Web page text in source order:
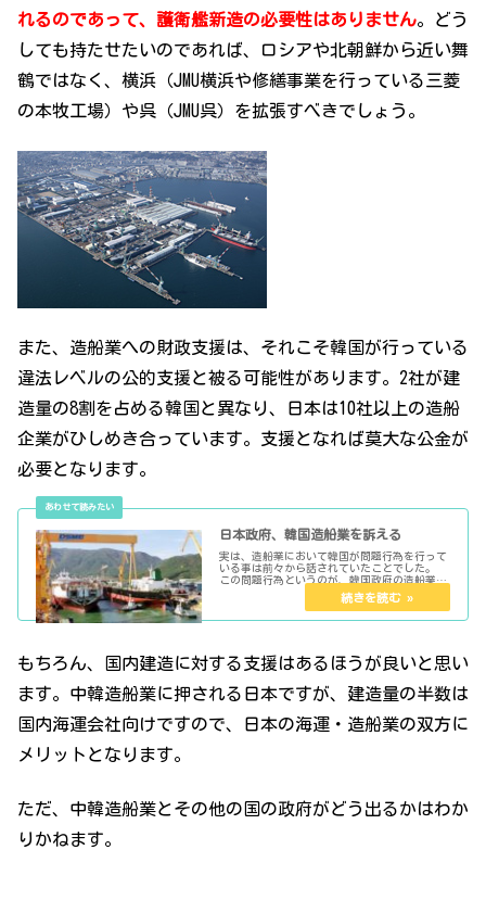
れるのであって、護衛艦新造の必要性はありません。どう
しても持たせたいのであれば、ロシアや北朝鮮から近い舞
鶴ではなく、横浜（JMU横浜や修繕事業を行っている三菱
の本牧工場）や呉（JMU呉）を拡張すべきでしょう。
また、造船業への財政支援は、それこそ韓国が行っている
違法レベルの公的支援と被る可能性があります。2社が建
造量の8割を占める韓国と異なり、日本は10社以上の造船
企業がひしめき合っています。支援となれば莫大な公金が
必要となります。
日本政府、韓国造船業を訴える
実は、造船業において韓国が問題行為を行って
いる事は前々から話されていたことでした。
この問題行為というのが、韓国政府の造船業に
対する公的支援の異常さなんです。
もちろん、国内建造に対する支援はあるほうが良いと思い
ます。中韓造船業に押される日本ですが、建造量の半数は
国内海運会社向けですので、日本の海運・造船業の双方に
メリットとなります。
ただ、中韓造船業とその他の国の政府がどう出るかはわか
りかねます。